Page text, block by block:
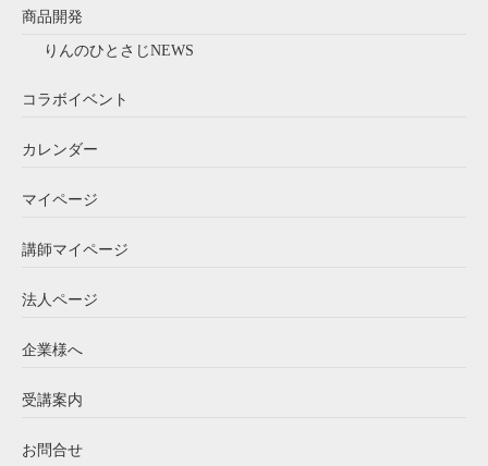
商品開発
りんのひとさじNEWS
コラボイベント
カレンダー
マイページ
講師マイページ
法人ページ
企業様へ
受講案内
お問合せ